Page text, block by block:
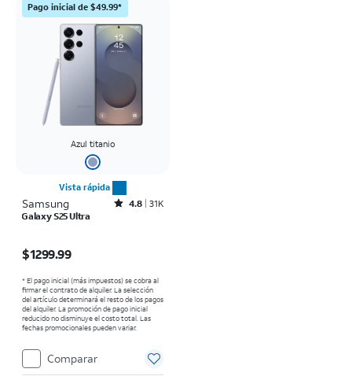
Pago inicial de $49.99*
Azul titanio
Vista rápida
Samsung Rated4.8out of 5 stars with31571reviews
4.8 31K
Galaxy S25 Ultra
$1299.99
* El pago inicial (más impuestos) se cobra al
firmar el contrato de alquiler. La selección
del artículo determinará el resto de los pagos
del alquiler. La promoción de pago inicial
reducido no disminuye el costo total. Las
fechas promocionales pueden variar.
Comparar